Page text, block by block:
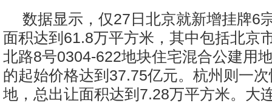
数据显示，仅27日北京就新增挂牌6
面积达到61.8万平方米，其中包括北京
北路8号0304-622地块住宅混合公建用
的起始价格达到37.75亿元。杭州则一
地，总出让面积达到7.28万平方米。大